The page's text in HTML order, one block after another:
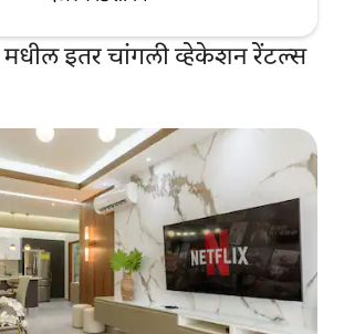
मधील इतर चांगली व्हेकेशन रेंटल्स